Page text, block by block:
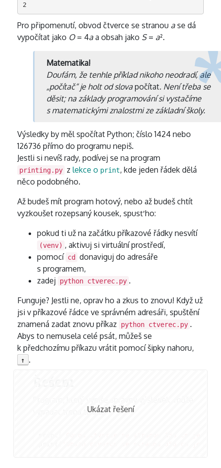
2
Pro připomenutí, obvod čtverce se stranou a se dá
vypočítat jako O= 4a a obsah jako S= a².
Matematika!
Doufám, že tenhle příklad nikoho neodradí, ale
„počítač“ je holt od slova počítat. Není třeba se
děsit; na základy programování si vystačíme
s matematickými znalostmi ze základní školy.
Výsledky by měl spočítat Python; číslo 1424 nebo
126736 přímo do programu nepiš.
Jestli si nevíš rady, podívej se na program
printing.py z lekce o print, kde jeden řádek dělá
něco podobného.
Až budeš mít program hotový, nebo až budeš chtít
vyzkoušet rozepsaný kousek, spusť ho:
pokud ti už na začátku příkazové řádky nesvítí
(venv) , aktivuj si virtuální prostředí,
pomocí cd
donaviguj do adresáře
s programem,
zadej
python ctverec.py .
Funguje? Jestli ne, oprav ho a zkus to znovu! Když už
jsi v příkazové řádce ve správném adresáři, spuštění
znamená zadat znovu příkaz
python ctverec.py .
Abys to nemusela celé psát, můžeš se
k předchozímu příkazu vrátit pomocí šipky nahoru,
↑ .
Ukázat řešení
vypadat třeba takhle: